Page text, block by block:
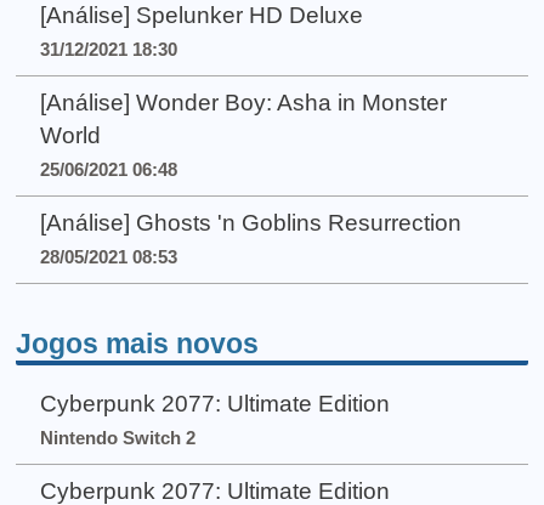
[Análise] Spelunker HD Deluxe
31/12/2021 18:30
[Análise] Wonder Boy: Asha in Monster
World
25/06/2021 06:48
[Análise] Ghosts 'n Goblins Resurrection
28/05/2021 08:53
Jogos mais novos
Cyberpunk 2077: Ultimate Edition
Nintendo Switch 2
Cyberpunk 2077: Ultimate Edition